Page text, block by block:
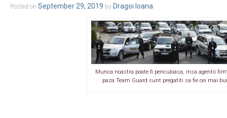
Posted on September 29, 2019 by Dragoi Ioana
Munca noastra poate fi periculoasa, insa agentii
paza Team Guard sunt pregatiti sa fie cei mai